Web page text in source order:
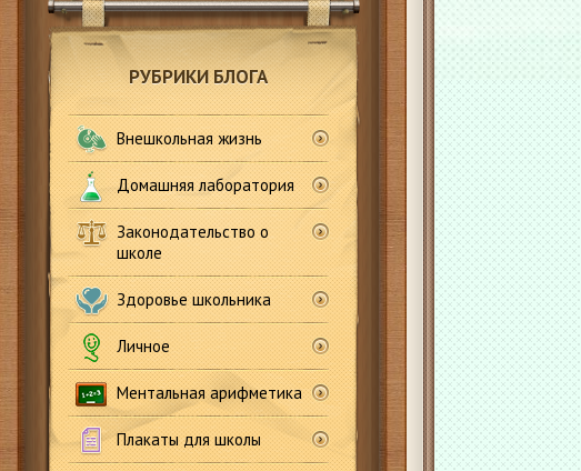
РУБРИКИ БЛОГА
Внешкольная жизнь
Домашняя лаборатория
Законодательство о
школе
Здоровье школьника
Личное
Ментальная арифметика
Плакаты для школы